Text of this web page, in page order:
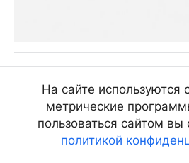
Береженого бог бережет
При покупке жилья, особенно
вторичном рынке, надо
соблюдать правила
15.05.08, 15:00 3601
На сайте используются
метрические
пользоваться сайтом вы
политикой